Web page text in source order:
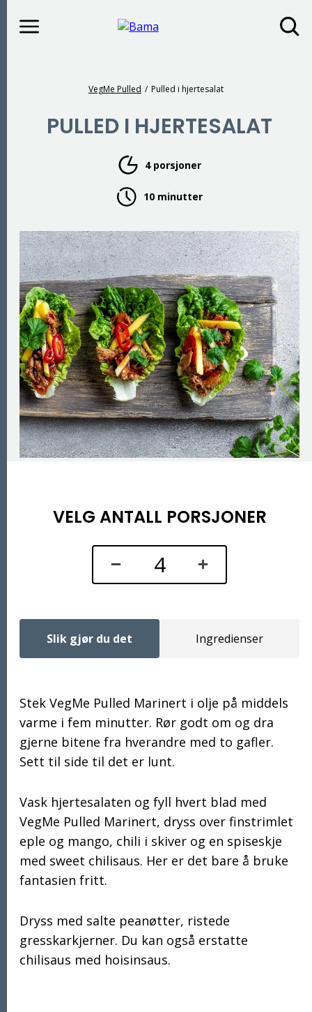
Meny
Du er her
VegMe Pulled Pulled i hjertesalat
PULLED I HJERTESALAT
4 porsjoner
10 minutter
VELG ANTALL PORSJONER
Slik gjør du det Ingredienser
Slik gjør du det
Stek VegMe Pulled Marinert i olje på middels
varme i fem minutter. Rør godt om og dra
gjerne bitene fra hverandre med to gafler.
Sett til side til det er lunt.
Vask hjertesalaten og fyll hvert blad med
VegMe Pulled Marinert, dryss over finstrimlet
eple og mango, chili i skiver og en spiseskje
med sweet chilisaus. Her er det bare å bruke
fantasien fritt.
Dryss med salte peanøtter, ristede
gresskarkjerner. Du kan også erstatte
chilisaus med hoisinsaus.